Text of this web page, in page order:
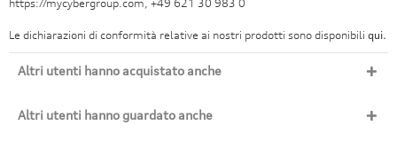
https://mycybergroup.com, +49 621 30 983 0
Le dichiarazioni di conformità relative ai nostri prodotti sono disponibili qui.
Altri utenti hanno acquistato anche
Altri utenti hanno guardato anche